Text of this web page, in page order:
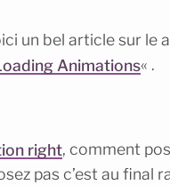
un bel article sur le
Animations« .
right, comment
pas c’est au final